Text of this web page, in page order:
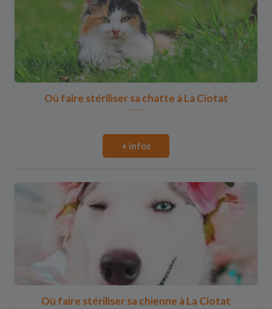
Où faire stériliser sa chatte à La Ciotat
+ infos
Où faire stériliser sa chienne à La Ciotat